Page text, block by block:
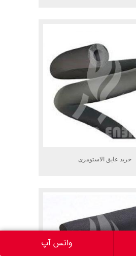
خرید عایق الاستومری
واتس آپ